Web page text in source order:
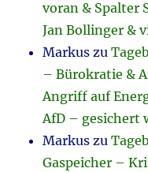
voran & Spalter
Jan Bollinger &
Markus zu
– Bürokratie &
Angriff auf
AfD – gesichert
Markus zu
Gaspeicher –